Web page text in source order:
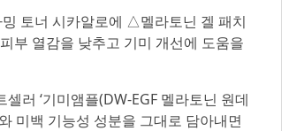
토너 시카알로에 △멜라토닌 겔 패치
부 열감을 낮추고 기미 개선에 도움을
러 ‘기미앰플(DW-EGF 멜라토닌 원데
미백 기능성 성분을 그대로 담아내면